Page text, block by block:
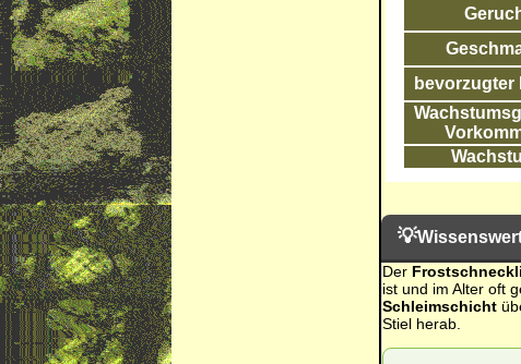
bevorzugter
💡
Der
ist und im Alter oft
Schleimschicht
Stiel herab.